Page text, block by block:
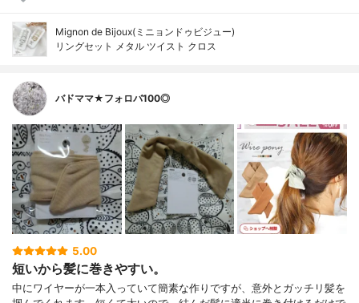
Mignon de Bijoux(ミニョンドゥビジュー)
リングセット メタル ツイスト クロス
バドママ★フォロバ100◎
5.00
短いから髪に巻きやすい。
中にワイヤーが一本入っていて簡素な作りですが、意外とガッチリ髪を